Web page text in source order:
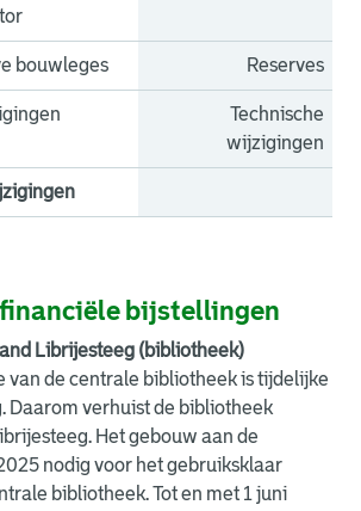
bouwleges Reserves
Technische
wijzigingen
bijstellingen
Librijesteeg (bibliotheek)
van de centrale bibliotheek is tijdelijke
Daarom verhuist de bibliotheek
Het gebouw aan de
nodig voor het gebruiksklaar
bibliotheek. Tot en met 1 juni